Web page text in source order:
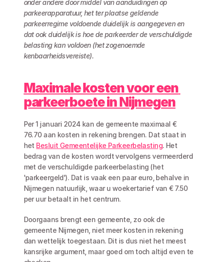
onder andere door middel van aanduidingen op
parkeerapparatuur, het ter plaatse geldende
parkeerregime voldoende duidelijk is aangegeven en
dat ook duidelijk is hoe de parkeerder de verschuldigde
belasting kan voldoen (het zogenoemde
kenbaarheidsvereiste).
Maximale kosten voor een
parkeerboete in Nijmegen
Per 1 januari 2024 kan de gemeente maximaal €
76.70 aan kosten in rekening brengen. Dat staat in
het Besluit Gemeentelijke Parkeerbelasting. Het
bedrag van de kosten wordt vervolgens vermeerderd
met de verschuldigde parkeerbelasting (het
'parkeergeld'). Dat is vaak een paar euro, behalve in
Nijmegen natuurlijk, waar u woekertarief van € 7.50
per uur betaalt in het centrum.
Doorgaans brengt een gemeente, zo ook de
gemeente Nijmegen, niet meer kosten in rekening
dan wettelijk toegestaan. Dit is dus niet het meest
kansrijke argument, maar goed om toch altijd even te